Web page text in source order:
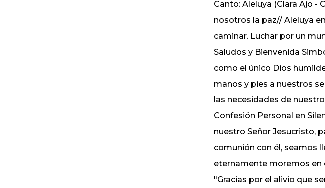
Canto: Aleluya (Clara Ajo -
nosotros la paz// Aleluya
caminar. Luchar por un
Saludos y Bienvenida
como el único Dios
manos y pies a nuestros
las necesidades de
Confesión Personal en
nuestro Señor Jesucristo,
comunión con él, seamos
eternamente moremos en
"Gracias por el alivio que